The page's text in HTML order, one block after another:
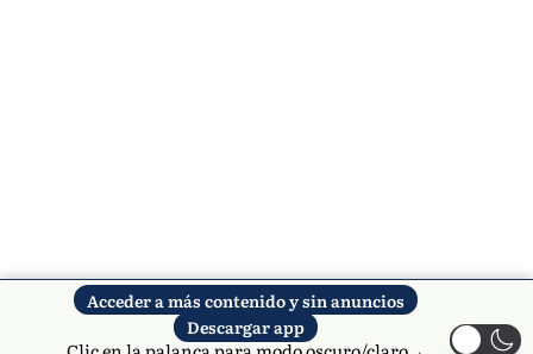
Acceder a más contenido y sin anuncios
Descargar app